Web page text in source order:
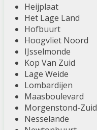
Heijplaat
Het Lage Land
Hofbuurt
Hoogvliet Noord
IJsselmonde
Kop Van Zuid
Lage Weide
Lombardijen
Maasboulevard
Morgenstond-Zuid
Nesselande